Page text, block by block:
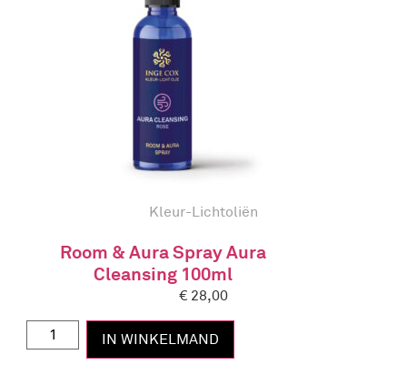
Kleur-Lichtoliën
Room & Aura Spray Aura
Cleansing 100ml
€ 28,00
IN WINKELMAND